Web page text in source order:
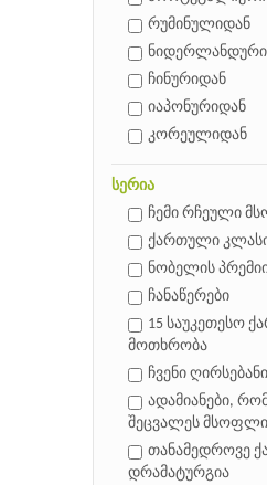
რუმინულიდან
ჩინურიდან
იაპონურიდან
კორეულიდან
სერია
ჩემი რჩეული
ქართული
ნობელის
ჩანაწერები
15 საუკეთესო
მოთხრობა
ჩვენი ღირსებანი
ადამიანები,
შეცვალეს
თანამედროვე
დრამატურგია